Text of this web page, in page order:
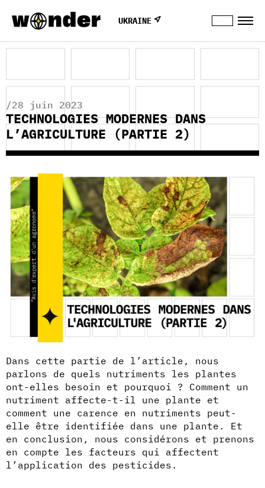
UKRAINE
/28 juin 2023
TECHNOLOGIES MODERNES DANS
L’AGRICULTURE (PARTIE 2)
Dans cette partie de l’article, nous
parlons de quels nutriments les plantes
ont-elles besoin et pourquoi ? Comment un
nutriment affecte-t-il une plante et
comment une carence en nutriments peut-
elle être identifiée dans une plante. Et
en conclusion, nous considérons et prenons
en compte les facteurs qui affectent
l’application des pesticides.